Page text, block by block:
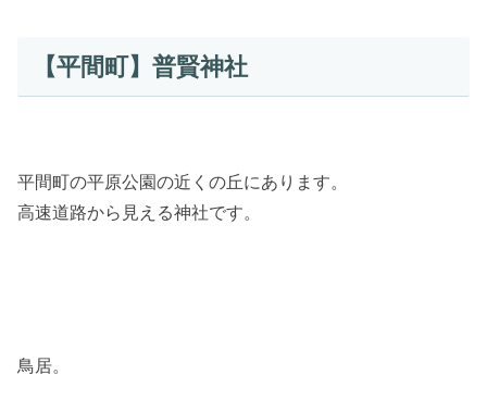
【平間町】普賢神社
平間町の平原公園の近くの丘にあります。
高速道路から見える神社です。
鳥居。